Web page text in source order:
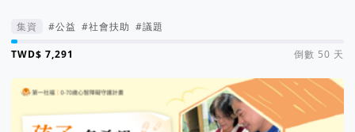
集資 #公益 #社會扶助 #議題
集資進度 2%
倒數 50 天